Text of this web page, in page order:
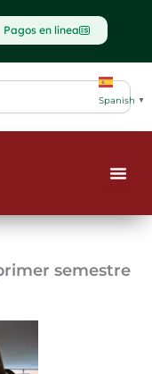
Pagos en línea
Spanish ▼
semestre